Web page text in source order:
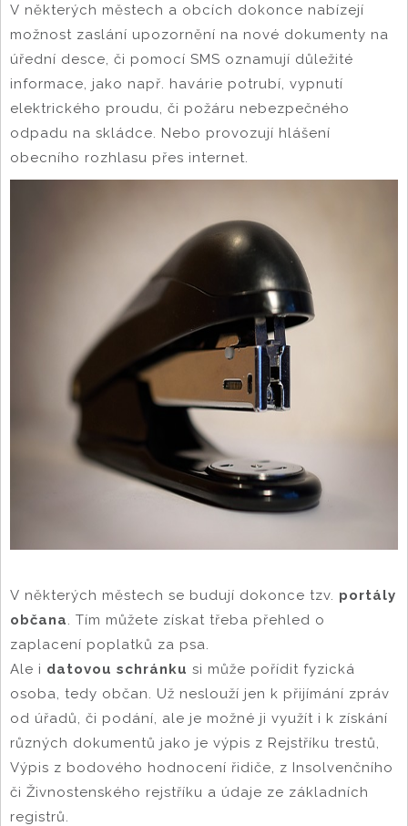
V některých městech a obcích dokonce nabízejí
možnost zaslání upozornění na nové dokumenty na
úřední desce, či pomocí SMS oznamují důležité
informace, jako např. havárie potrubí, vypnutí
elektrického proudu, či požáru nebezpečného
odpadu na skládce. Nebo provozují hlášení
obecního rozhlasu přes internet.
V některých městech se budují dokonce tzv. portály
občana. Tím můžete získat třeba přehled o
zaplacení poplatků za psa.
Ale i datovou schránku si může pořídit fyzická
osoba, tedy občan. Už neslouží jen k přijímání zpráv
od úřadů, či podání, ale je možné ji využít i k získání
různých dokumentů jako je výpis z Rejstříku trestů,
Výpis z bodového hodnocení řidiče, z Insolvenčního
či Živnostenského rejstříku a údaje ze základních
registrů.